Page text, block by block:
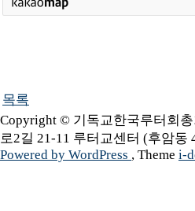
목록
Copyright © 기독교한국루터회
로2길 21-11 루터교센터 (후암동
Powered by WordPress , Theme i-